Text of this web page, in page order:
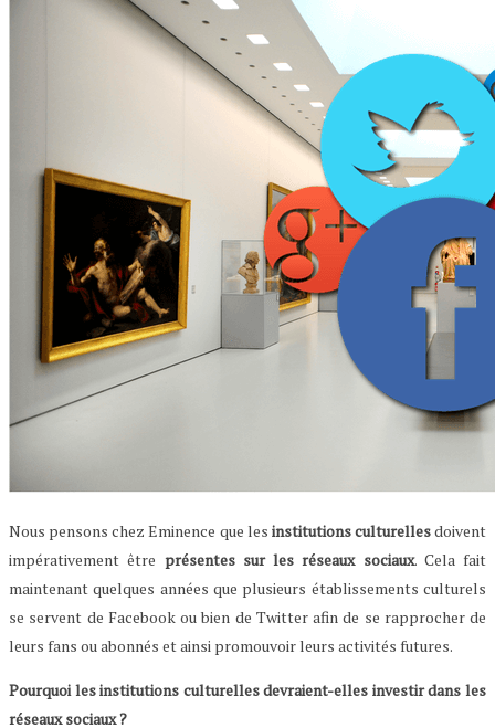
Nous pensons chez Eminence que les institutions culturellesdoivent
impérativement être présentes sur les réseaux sociaux. Cela fait
maintenant quelques années que plusieurs établissements culturels
se servent de Facebook ou bien de Twitter afin de se rapprocher de
leurs fans ou abonnés et ainsi promouvoir leurs activités futures.
Pourquoi les institutions culturelles devraient-elles investir dans les
réseaux sociaux ?